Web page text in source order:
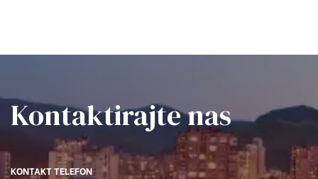
Kontaktirajte nas​
KONTAKT TELEFON